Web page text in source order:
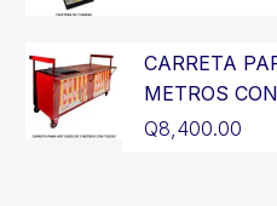
original
era:
Q3,200.00.
precio
actual
es:
CARRETA
METROS
Q8,400.00